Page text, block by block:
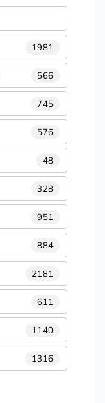
1981
566
745
576
48
328
951
884
2181
611
1140
1316